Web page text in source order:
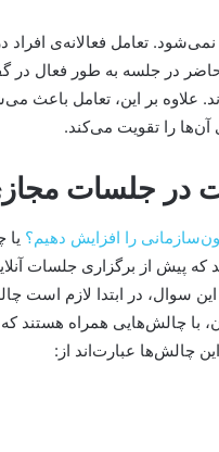
تعامل فعالانه‌ی
حاضر در جلسه به طور فعال
بر این، تعامل باعث
آن‌ها را تقویت می‌کند.
در جلسات
را افزایش دهیم؟
پیش از برگزاری جلسات
سوال، در ابتدا لازم است
با چالش‌هایی همراه هستند
چالش‌ها عبارت‌اند از: